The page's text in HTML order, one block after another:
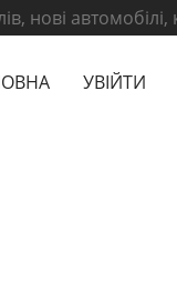
нові автомобілі,
УВІЙТИ